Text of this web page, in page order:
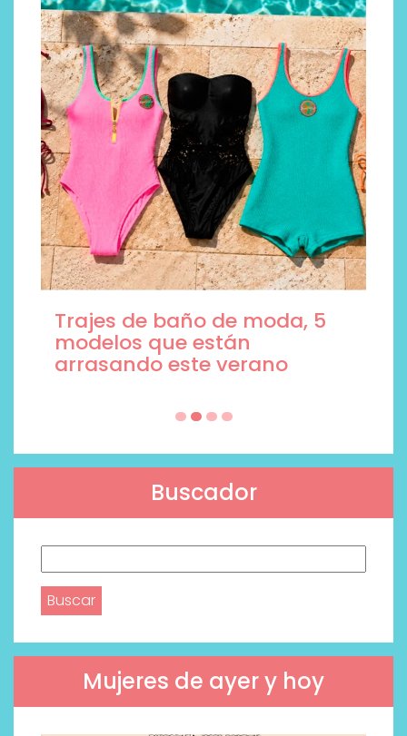
Trajes de baño de moda, 5
modelos que están
arrasando este verano
Buscador
Mujeres de ayer y hoy